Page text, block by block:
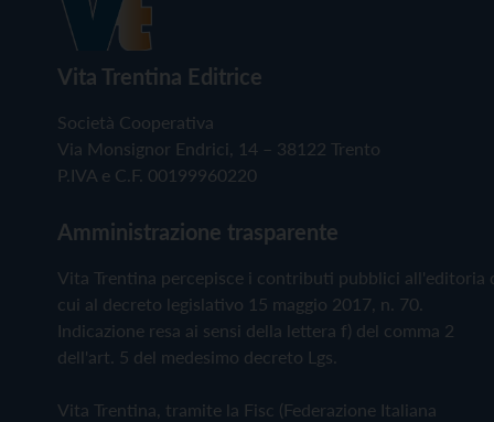
Vita Trentina Editrice
Società Cooperativa
Via Monsignor Endrici, 14 – 38122 Trento
P.IVA e C.F. 00199960220
Amministrazione trasparente
Vita Trentina percepisce i contributi pubblici all'editoria
cui al decreto legislativo 15 maggio 2017, n. 70.
Indicazione resa ai sensi della lettera f) del comma 2
dell'art. 5 del medesimo decreto Lgs.
Vita Trentina, tramite la Fisc (Federazione Italiana